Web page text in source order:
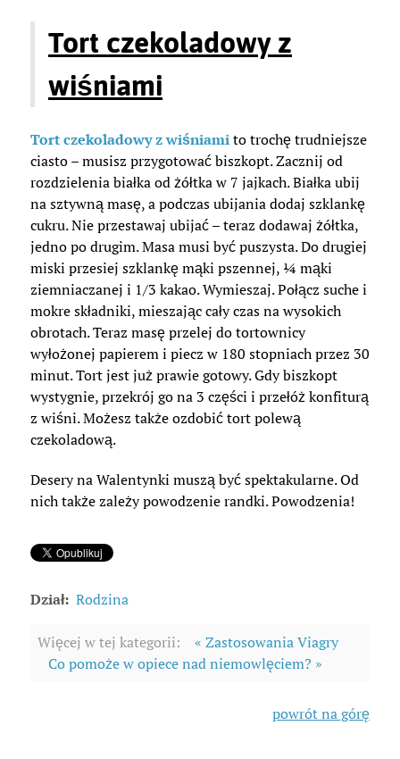
Tort czekoladowy z
wiśniami
Tort czekoladowy z wiśniamito trochę trudniejsze
ciasto – musisz przygotować biszkopt. Zacznij od
rozdzielenia białka od żółtka w 7 jajkach. Białka ubij
na sztywną masę, a podczas ubijania dodaj szklankę
cukru. Nie przestawaj ubijać – teraz dodawaj żółtka,
jedno po drugim. Masa musi być puszysta. Do drugiej
miski przesiej szklankę mąki pszennej, ¼ mąki
ziemniaczanej i 1/3 kakao. Wymieszaj. Połącz suche i
mokre składniki, mieszając cały czas na wysokich
obrotach. Teraz masę przelej do tortownicy
wyłożonej papierem i piecz w 180 stopniach przez 30
minut. Tort jest już prawie gotowy. Gdy biszkopt
wystygnie, przekrój go na 3 części i przełóż konfiturą
z wiśni. Możesz także ozdobić tort polewą
czekoladową.
Desery na Walentynki muszą być spektakularne. Od
nich także zależy powodzenie randki. Powodzenia!
Dział: Rodzina
Więcej w tej kategorii:
« Zastosowania Viagry
Co pomoże w opiece nad niemowlęciem? »
powrót na górę